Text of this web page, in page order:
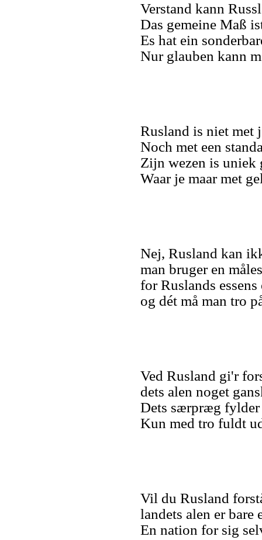
Verstand kann
Das gemeine Maß
Es hat ein
Nur glauben kann
Rusland is niet met
Noch met een
Zijn wezen is uniek
Waar je maar met
Nej, Rusland kan
man bruger en
for Ruslands
og dét må man tro
Ved Rusland gi'r
dets alen noget
Dets særpræg
Kun med tro fuldt
Vil du Rusland
landets alen er bare
En nation for sig